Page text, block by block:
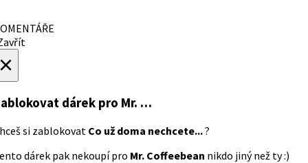
dárek pro Mr. …
si zablokovat Co už doma nechcete...?
dárek pak nekoupí pro Mr. Coffeebean nikdo jiný než ty :)